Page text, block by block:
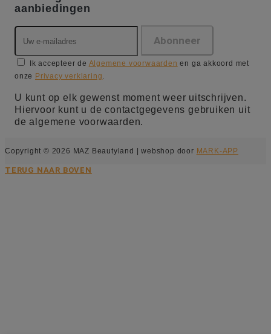
aanbiedingen
Ik accepteer de Algemene voorwaarden en ga akkoord met
onze Privacy verklaring.
U kunt op elk gewenst moment weer uitschrijven.
Hiervoor kunt u de contactgegevens gebruiken uit
de algemene voorwaarden.
Copyright © 2026 MAZ Beautyland | webshop door MARK-APP
TERUG NAAR BOVEN